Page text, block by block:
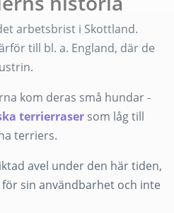
arbetsbrist i Skottland.
till bl. a. England, där de
kom deras små hundar -
terrierraser som låg till
terriers.
avel under den här tiden,
sin användbarhet och inte